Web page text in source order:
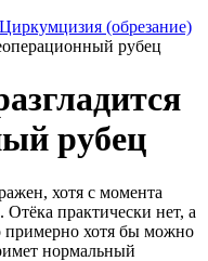
Циркумцизия (обрезание)
рубец
рубец
хотя с момента
практически нет, а
примерно хотя бы можно
нормальный